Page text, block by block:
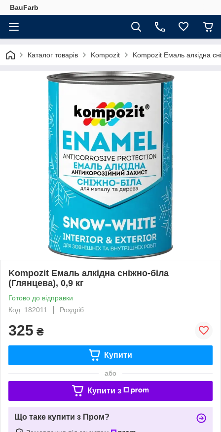
BauFarb
Каталог товарів Kompozit Kompozit Емаль алкідна
Kompozit Емаль алкідна сніжно-біла
(Глянцева), 0,9 кг
Готово до відправки
Код: 182011
Роздріб
325 ₴
Купити
або
Купити з
Що таке купити з Пром?